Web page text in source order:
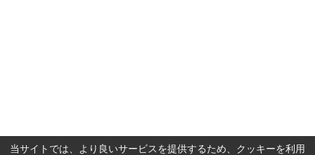
当サイトでは、より良いサービスを提供するため、クッキーを利用